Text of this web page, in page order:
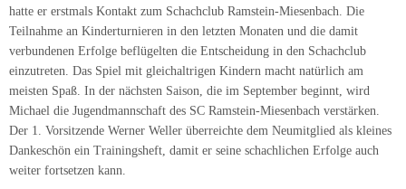
hatte er erstmals Kontakt zum Schachclub Ramstein-Miesenbach. Die
Teilnahme an Kinderturnieren in den letzten Monaten und die damit
verbundenen Erfolge beflügelten die Entscheidung in den Schachclub
einzutreten. Das Spiel mit gleichaltrigen Kindern macht natürlich am
meisten Spaß. In der nächsten Saison, die im September beginnt, wird
Michael die Jugendmannschaft des SC Ramstein-Miesenbach verstärken.
Der 1. Vorsitzende Werner Weller überreichte dem Neumitglied als kleines
Dankeschön ein Trainingsheft, damit er seine schachlichen Erfolge auch
weiter fortsetzen kann.